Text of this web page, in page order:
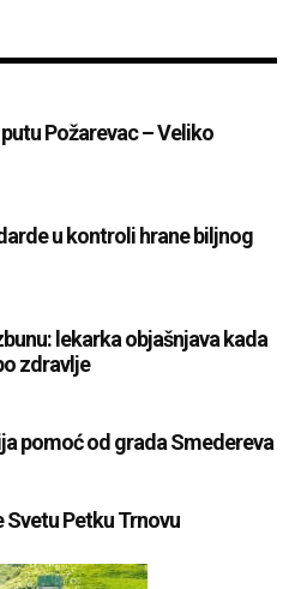
Požarevac – Veliko
u kontroli hrane biljnog
lekarka objašnjava kada
zdravlje
pomoć od grada Smedereva
Svetu Petku Trnovu